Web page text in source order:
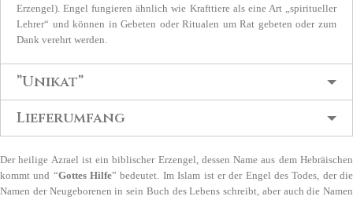
Erzengel). Engel fungieren ähnlich wie Krafttiere als eine Art „spiritueller
Lehrer“ und können in Gebeten oder Ritualen um Rat gebeten oder zum
Dank verehrt werden.
”Unikat”
Lieferumfang
Der heilige Azrael ist ein biblischer Erzengel, dessen Name aus dem Hebräischen
kommt und “Gottes Hilfe” bedeutet. Im Islam ist er der Engel des Todes, der die
Namen der Neugeborenen in sein Buch des Lebens schreibt, aber auch die Namen